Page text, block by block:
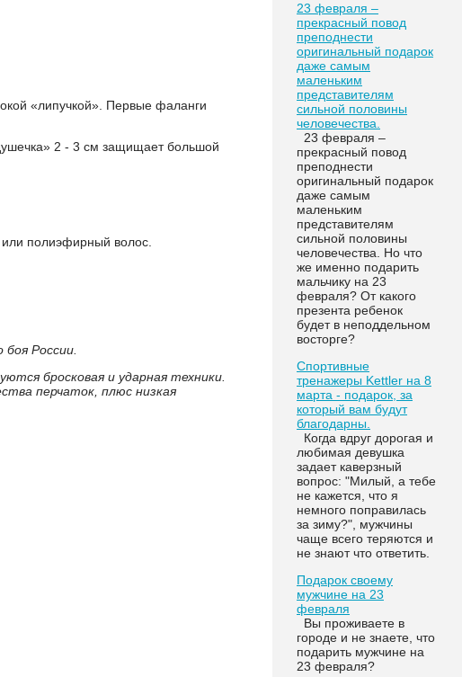
«липучкой». Первые фаланги
2 - 3 см защищает большой
или полиэфирный волос.
России.
бросковая и ударная техники.
перчаток, плюс низкая
23 февраля –
прекрасный повод
преподнести
оригинальный подарок
даже самым
маленьким
представителям
сильной половины
человечества.
23 февраля –
прекрасный повод
преподнести
оригинальный подарок
даже самым
маленьким
представителям
сильной половины
человечества. Но что
же именно подарить
мальчику на 23
февраля? От какого
презента ребенок
будет в неподдельном
восторге?
Спортивные
тренажеры Kettler на 8
марта - подарок, за
который вам будут
благодарны.
Когда вдруг дорогая и
любимая девушка
задает каверзный
вопрос: "Милый, а тебе
не кажется, что я
немного поправилась
за зиму?", мужчины
чаще всего теряются и
не знают что ответить.
Подарок своему
мужчине на 23
февраля
Вы проживаете в
городе и не знаете, что
подарить мужчине на
23 февраля?